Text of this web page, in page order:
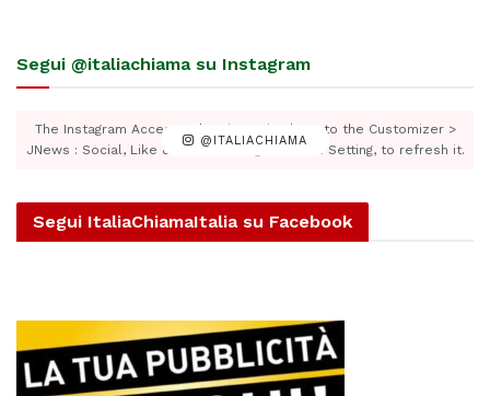
Segui @italiachiama su Instagram
@ITALIACHIAMA
The Instagram Access Token is expired, Go to the Customizer >
JNews : Social, Like & View > Instagram Feed Setting, to refresh it.
Segui ItaliaChiamaItalia su Facebook